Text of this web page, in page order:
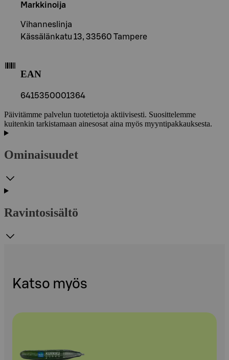
Markkinoija
Vihanneslinja
Kässälänkatu 13, 33560 Tampere
EAN
6415350001364
Päivitämme palvelun tuotetietoja aktiivisesti. Suosittelemme
kuitenkin tarkistamaan ainesosat aina myös myyntipakkauksesta.
Ominaisuudet
Ravintosisältö
Katso myös